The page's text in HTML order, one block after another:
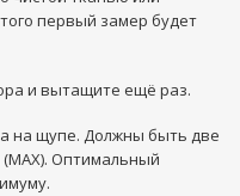
первый замер будет
и вытащите ещё раз.
на щупе. Должны быть две
Оптимальный